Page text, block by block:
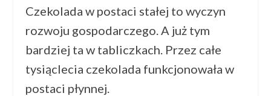
Czekolada w postaci stałej to wyczyn
rozwoju gospodarczego. A już tym
bardziej ta w tabliczkach. Przez całe
tysiąclecia czekolada funkcjonowała w
postaci płynnej.